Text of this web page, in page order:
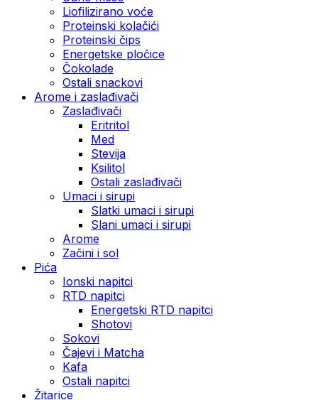
Liofilizirano voće
Proteinski kolačići
Proteinski čips
Energetske pločice
Čokolade
Ostali snackovi
Arome i zaslađivači
Zaslađivači
Eritritol
Med
Stevija
Ksilitol
Ostali zaslađivači
Umaci i sirupi
Slatki umaci i sirupi
Slani umaci i sirupi
Arome
Začini i sol
Pića
Ionski napitci
RTD napitci
Energetski RTD napitci
Shotovi
Sokovi
Čajevi i Matcha
Kafa
Ostali napitci
Žitarice